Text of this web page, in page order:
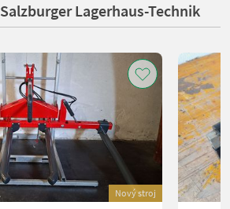
Lagerhaus-Technik
Nový stroj